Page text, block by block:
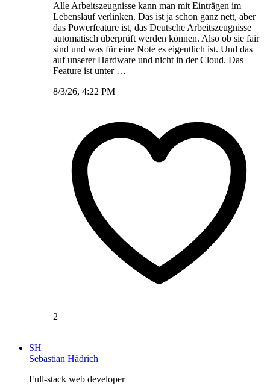
Alle Arbeitszeugnisse kann man mit Einträgen im
Lebenslauf verlinken. Das ist ja schon ganz nett, aber
das Powerfeature ist, das Deutsche Arbeitszeugnisse
automatisch überprüft werden können. Also ob sie fair
sind und was für eine Note es eigentlich ist. Und das
auf unserer Hardware und nicht in der Cloud. Das
Feature ist unter …
8/3/26, 4:22 PM
2
SH
Sebastian Hädrich
Full-stack web developer